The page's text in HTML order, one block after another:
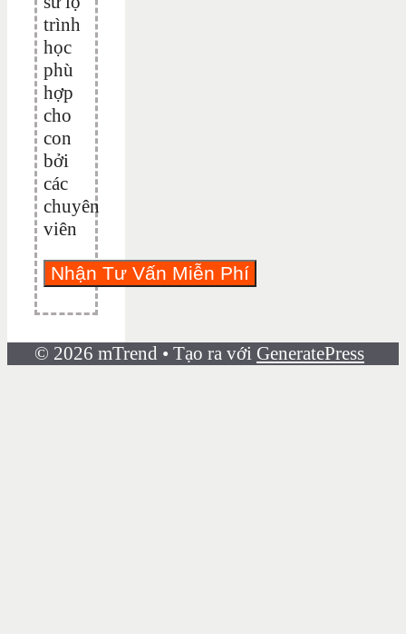
trình
học
phù
hợp
cho
con
bởi
các
chuyên
viên
© 2026 mTrend • Tạo ra với GeneratePress